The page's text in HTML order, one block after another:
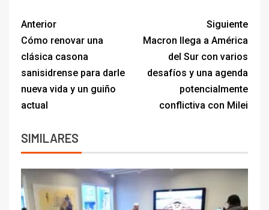
Anterior
Cómo renovar una
clásica casona
sanisidrense para darle
nueva vida y un guiño
actual
Siguiente
Macron llega a América
del Sur con varios
desafíos y una agenda
potencialmente
conflictiva con Milei
SIMILARES